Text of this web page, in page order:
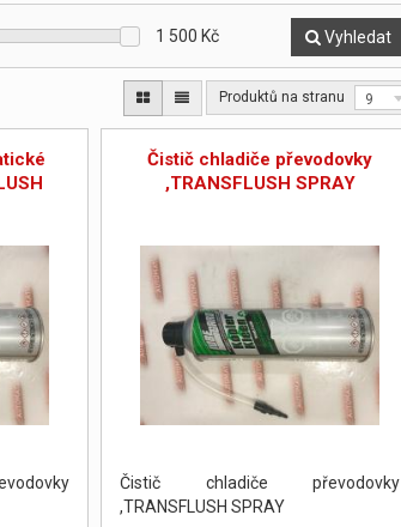
1 500 Kč Vyhledat
Produktů na stranu 9
Čistič chladiče převodovky
,TRANSFLUSH SPRAY
Čistič chladiče převodovky
,TRANSFLUSH SPRAY